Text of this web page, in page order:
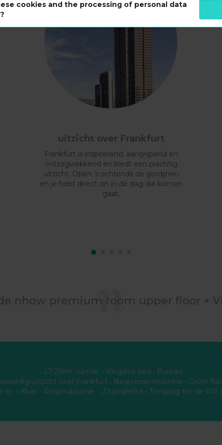
uitzicht over Frankfurt
Frankfurt is inspirerend, aangrijpend en
ontzagwekkend en biedt een prachtig
uitzicht. Open ‘s ochtends de gordijnen
en je hebt direct zin in de dag die komen
gaat.
nhow premium room upper floor +
• 27-29m² ruimte • Kingsize bed • Bureau
uitzicht over Frankfurt • Nespresso-machine • Grote
tv • Kluis • Regendouche • Zitgedeelte • Toegang tot de VIP
cookies and the processing of personal data